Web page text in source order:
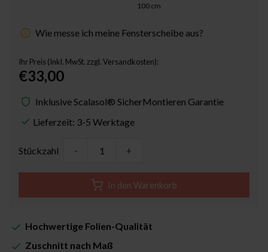
100 cm
Wie messe ich meine Fensterscheibe aus?
Ihr Preis (Inkl. MwSt. zzgl. Versandkosten):
€33,00
Inklusive Scalasol® SicherMontieren Garantie
Lieferzeit: 3-5 Werktage
Stückzahl - +
In den Warenkorb
Hochwertige Folien-Qualität
Zuschnitt nach Maß